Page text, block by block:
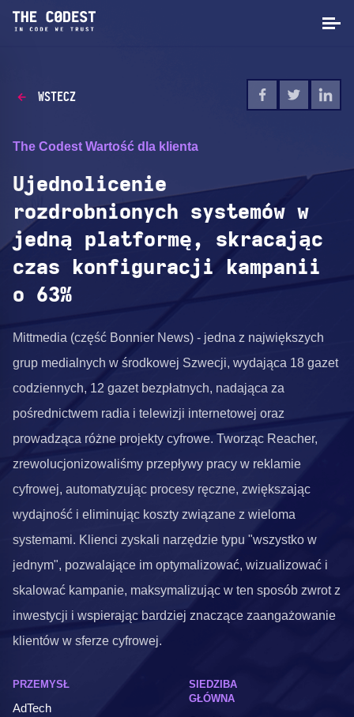
WSTECZ
The Codest Wartość dla klienta
Ujednolicenie
rozdrobnionych systemów w
jedną platformę, skracając
czas konfiguracji kampanii
o 63%
Mittmedia (część Bonnier News) - jedna z największych
grup medialnych w środkowej Szwecji, wydająca 18 gazet
codziennych, 12 gazet bezpłatnych, nadająca za
pośrednictwem radia i telewizji internetowej oraz
prowadząca różne projekty cyfrowe. Tworząc Reacher,
zrewolucjonizowaliśmy przepływy pracy w reklamie
cyfrowej, automatyzując procesy ręczne, zwiększając
wydajność i eliminując koszty związane z wieloma
systemami. Klienci zyskali narzędzie typu "wszystko w
jednym", pozwalające im optymalizować, wizualizować i
skalować kampanie, maksymalizując w ten sposób zwrot z
inwestycji i wspierając bardziej znaczące zaangażowanie
klientów w sferze cyfrowej.
PRZEMYSŁ
AdTech
SIEDZIBA
GŁÓWNA